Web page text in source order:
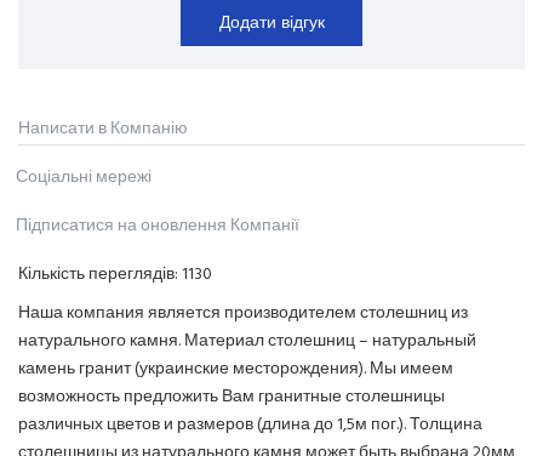
Додати відгук
Написати в Компанію
Соціальні мережі
Підписатися на оновлення Компанії
Кількість переглядів:1130
Наша компания является производителем столешниц из
натурального камня. Материал столешниц – натуральный
камень гранит (украинские месторождения). Мы имеем
возможность предложить Вам гранитные столешницы
различных цветов и размеров (длина до 1,5м пог.). Толщина